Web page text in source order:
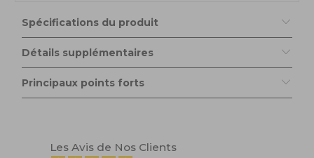
Spécifications du produit
Détails supplémentaires
Principaux points forts
Les Avis de Nos Clients